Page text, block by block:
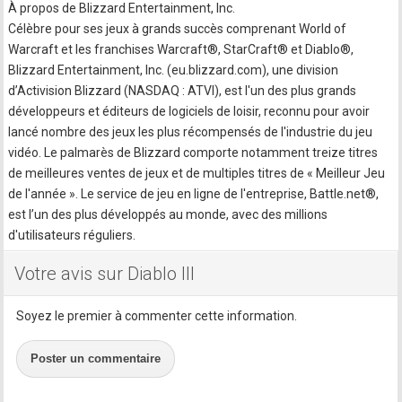
À propos de Blizzard Entertainment, Inc.
Célèbre pour ses jeux à grands succès comprenant World of
Warcraft et les franchises Warcraft®, StarCraft® et Diablo®,
Blizzard Entertainment, Inc. (eu.blizzard.com), une division
d’Activision Blizzard (NASDAQ : ATVI), est l'un des plus grands
développeurs et éditeurs de logiciels de loisir, reconnu pour avoir
lancé nombre des jeux les plus récompensés de l'industrie du jeu
vidéo. Le palmarès de Blizzard comporte notamment treize titres
de meilleures ventes de jeux et de multiples titres de « Meilleur Jeu
de l'année ». Le service de jeu en ligne de l'entreprise, Battle.net®,
est l’un des plus développés au monde, avec des millions
d'utilisateurs réguliers.
Votre avis sur Diablo III
Soyez le premier à commenter cette information.
Poster un commentaire